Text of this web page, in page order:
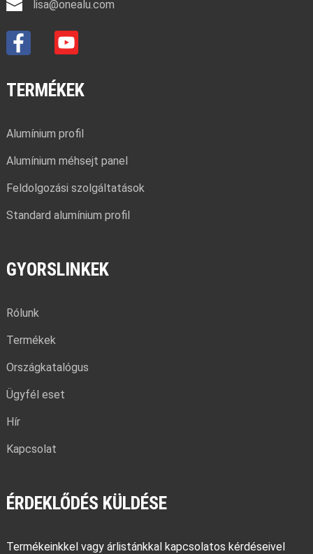
lisa@onealu.com
TERMÉKEK
Alumínium profil
Alumínium méhsejt panel
Feldolgozási szolgáltatások
Standard alumínium profil
GYORSLINKEK
Rólunk
Termékek
Országkatalógus
Ügyfél eset
Hír
Kapcsolat
ÉRDEKLŐDÉS KÜLDÉSE
Termékeinkkel vagy árlistánkkal kapcsolatos kérdéseivel